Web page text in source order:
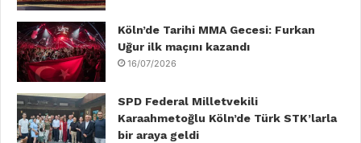
Köln’de Tarihi MMA Gecesi: Furkan
Uğur ilk maçını kazandı
16/07/2026
SPD Federal Milletvekili
Karaahmetoğlu Köln’de Türk STK’larla
bir araya geldi